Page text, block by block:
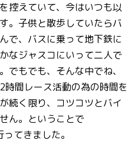
控えていて、今はいつも以
。子供と散歩していたらバ
で、バスに乗って地下鉄に
なジャスコにいって二人で
でもでも、そんな中でね、
間レース活動の為の時間を
続く限り、コツコツとバイ
ん。ということで
てきました。